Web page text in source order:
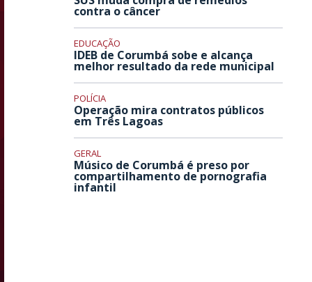
contra o câncer
EDUCAÇÃO
IDEB de Corumbá sobe e alcança
melhor resultado da rede municipal
POLÍCIA
Operação mira contratos públicos
em Três Lagoas
GERAL
Músico de Corumbá é preso por
compartilhamento de pornografia
infantil